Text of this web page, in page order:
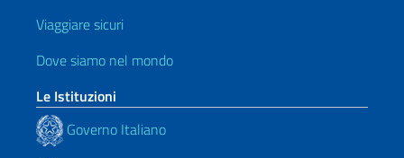
Viaggiare sicuri
Dove siamo nel mondo
Le Istituzioni
Governo Italiano